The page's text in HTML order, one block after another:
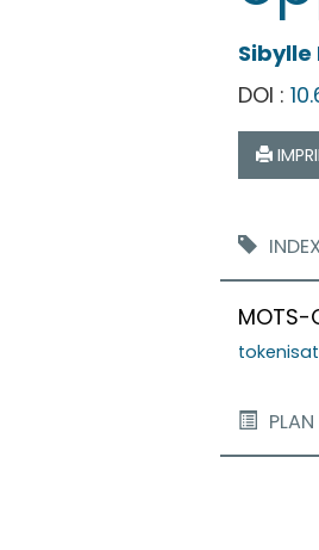
Sibylle
DOI :
INDEX
MOTS-
PLAN